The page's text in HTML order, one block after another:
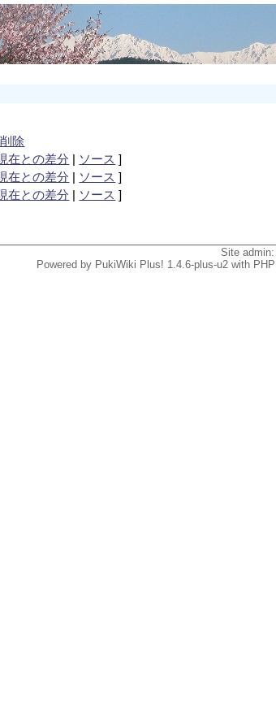
除
在との差分 | ソース ]
在との差分 | ソース ]
在との差分 | ソース ]
Site admin:
Powered by PukiWiki Plus! 1.4.6-plus-u2 with